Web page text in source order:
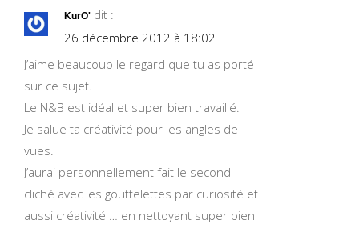
KurO' dit :
26 décembre 2012 à 18:02
J’aime beaucoup le regard que tu as porté
sur ce sujet.
Le N&B est idéal et super bien travaillé.
Je salue ta créativité pour les angles de
vues.
J’aurai personnellement fait le second
cliché avec les gouttelettes par curiosité et
aussi créativité … en nettoyant super bien